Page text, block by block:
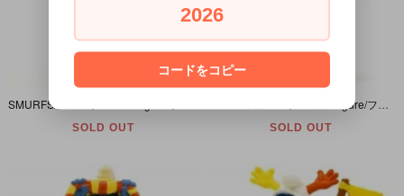
SOLD OUT SOLD OUT
2026
コードをコピー